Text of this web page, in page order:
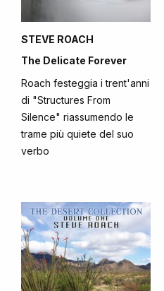
STEVE ROACH
The Delicate Forever
Roach festeggia i trent'anni
di "Structures From
Silence" riassumendo le
trame più quiete del suo
verbo